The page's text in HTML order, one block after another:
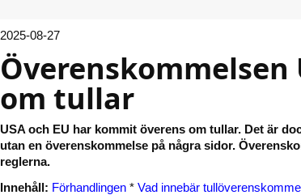
2025-08-27
Överenskommelsen
om tullar
USA och EU har kommit överens om tullar. Det är
utan en överenskommelse på några sidor.
reglerna.
Innehåll: Förhandlingen * Vad innebär